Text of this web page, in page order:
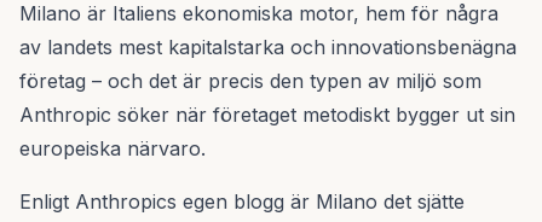
Milano är Italiens ekonomiska motor, hem för några
av landets mest kapitalstarka och innovationsbenägna
företag – och det är precis den typen av miljö som
Anthropic söker när företaget metodiskt bygger ut sin
europeiska närvaro.
Enligt Anthropics egen blogg är Milano det sjätte